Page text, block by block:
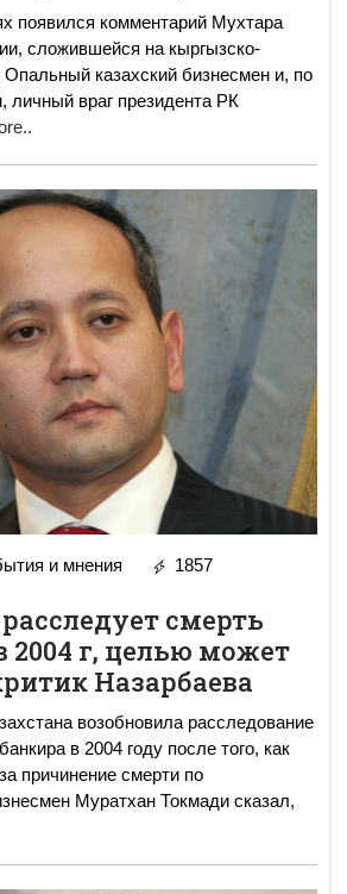
появился комментарий Мухтара
сложившейся на кыргызско-
Опальный казахский бизнесмен и, по
личный враг президента РК
и мнения
1857
смерть
2004 г, целью может
Назарбаева
возобновила расследование
в 2004 году после того, как
причинение смерти по
Муратхан Токмади сказал,